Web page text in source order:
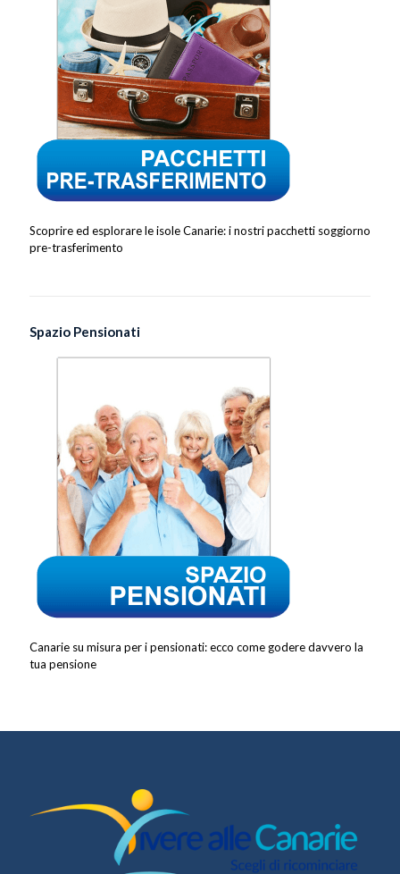
Scoprire ed esplorare le isole Canarie: i nostri pacchetti soggiorno
pre-trasferimento
Spazio Pensionati
Canarie su misura per i pensionati: ecco come godere davvero la
tua pensione